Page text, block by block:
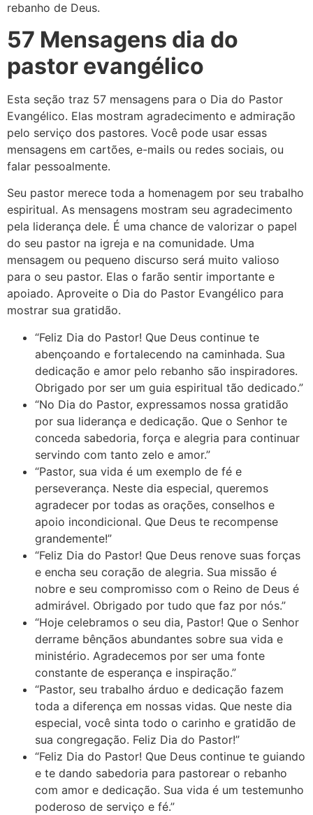
rebanho de Deus.
57 Mensagens dia do
pastor evangélico
Esta seção traz 57 mensagens para o Dia do Pastor
Evangélico. Elas mostram agradecimento e admiração
pelo serviço dos pastores. Você pode usar essas
mensagens em cartões, e-mails ou redes sociais, ou
falar pessoalmente.
Seu pastor merece toda a homenagem por seu trabalho
espiritual. As mensagens mostram seu agradecimento
pela liderança dele. É uma chance de valorizar o papel
do seu pastor na igreja e na comunidade. Uma
mensagem ou pequeno discurso será muito valioso
para o seu pastor. Elas o farão sentir importante e
apoiado. Aproveite o Dia do Pastor Evangélico para
mostrar sua gratidão.
“Feliz Dia do Pastor! Que Deus continue te
abençoando e fortalecendo na caminhada. Sua
dedicação e amor pelo rebanho são inspiradores.
Obrigado por ser um guia espiritual tão dedicado.”
“No Dia do Pastor, expressamos nossa gratidão
por sua liderança e dedicação. Que o Senhor te
conceda sabedoria, força e alegria para continuar
servindo com tanto zelo e amor.”
“Pastor, sua vida é um exemplo de fé e
perseverança. Neste dia especial, queremos
agradecer por todas as orações, conselhos e
apoio incondicional. Que Deus te recompense
grandemente!”
“Feliz Dia do Pastor! Que Deus renove suas forças
e encha seu coração de alegria. Sua missão é
nobre e seu compromisso com o Reino de Deus é
admirável. Obrigado por tudo que faz por nós.”
“Hoje celebramos o seu dia, Pastor! Que o Senhor
derrame bênçãos abundantes sobre sua vida e
ministério. Agradecemos por ser uma fonte
constante de esperança e inspiração.”
“Pastor, seu trabalho árduo e dedicação fazem
toda a diferença em nossas vidas. Que neste dia
especial, você sinta todo o carinho e gratidão de
sua congregação. Feliz Dia do Pastor!”
“Feliz Dia do Pastor! Que Deus continue te guiando
e te dando sabedoria para pastorear o rebanho
com amor e dedicação. Sua vida é um testemunho
poderoso de serviço e fé.”